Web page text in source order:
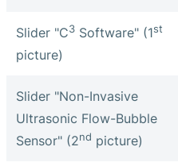
Slider "C3 Software" (1st
picture)
Slider "Non-Invasive
Ultrasonic Flow-Bubble
Sensor" (2nd picture)